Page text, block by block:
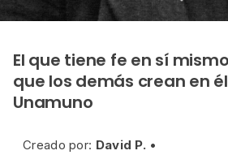
El que tiene fe en sí
que los demás crean en
Unamuno
Creado por: David P. •